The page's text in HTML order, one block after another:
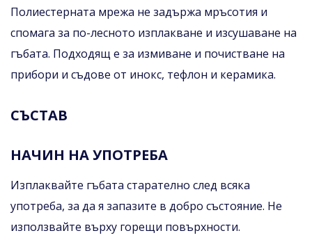
Полиестерната мрежа не задържа мръсотия и
спомага за по-лесното изплакване и изсушаване на
гъбата. Подходящ е за измиване и почистване на
прибори и съдове от инокс, тефлон и керамика.
СЪСТАВ
НАЧИН НА УПОТРЕБА
Изплаквайте гъбата старателно след всяка
употреба, за да я запазите в добро състояние. Не
използвайте върху горещи повърхности.